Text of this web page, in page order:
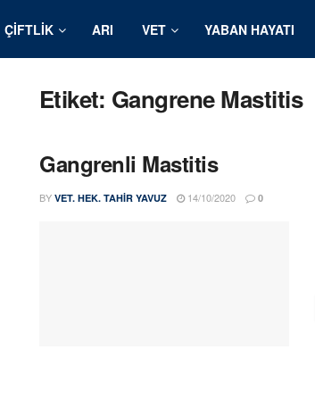
ÇIFTLIK ARI VET YABAN HAYATI
Etiket: Gangrene Mastitis
Gangrenli Mastitis
BY VET. HEK. TAHIR YAVUZ 14/10/2020 0